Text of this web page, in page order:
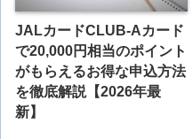
JALカードCLUB-Aカード
で20,000円相当のポイント
がもらえるお得な申込方法
を徹底解説【2026年最
新】